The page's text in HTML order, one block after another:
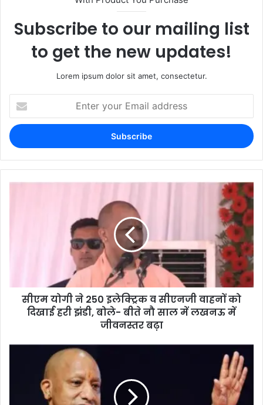
Subscribe to our mailing list
to get the new updates!
Lorem ipsum dolor sit amet, consectetur.
सीएम योगी ने 250 इलेक्ट्रिक व सीएनजी वाहनों को
दिखाई हरी झंडी, बोले- बीते नौ साल में लखनऊ में
जीवनस्तर बढ़ा